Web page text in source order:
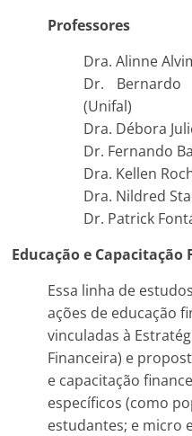
Professores
Dra. Alinne
Dr. Bernardo
(Unifal)
Dra. Débora
Dr. Fernando
Dra. Kellen
Dra. Nildred
Dr. Patrick
Educação e Capacitação
Essa linha de
ações de educação
vinculadas à
Financeira) e
e capacitação
específicos (como
estudantes; e micro